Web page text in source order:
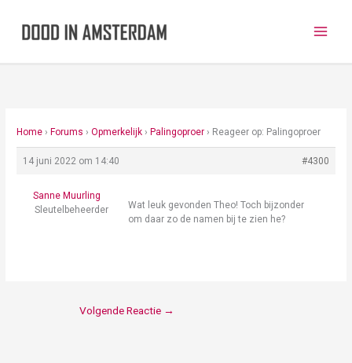
Home › Forums › Opmerkelijk › Palingoproer › Reageer op: Palingoproer
14 juni 2022 om 14:40 #4300
Sanne Muurling
Sleutelbeheerder
Wat leuk gevonden Theo! Toch bijzonder
om daar zo de namen bij te zien he?
Volgende Reactie →